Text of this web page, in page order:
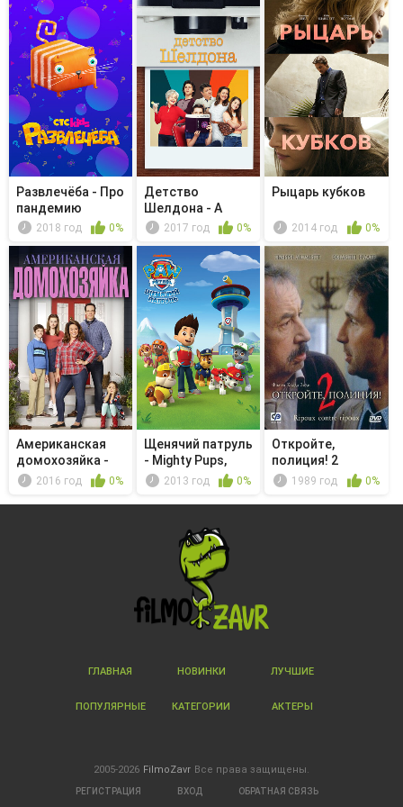
Развлечёба - Про
пандемию
2018 год 0%
Детство
Шелдона - A
Swedish Science
2017 год 0%
Рыцарь кубков
2014 год 0%
Американская
домохозяйка -
Getting Fr...
2016 год 0%
Щенячий патруль
- Mighty Pups,
Charge...
2013 год 0%
Откройте,
полиция! 2
1989 год 0%
ГЛАВНАЯ НОВИНКИ ЛУЧШИЕ
ПОПУЛЯРНЫЕ КАТЕГОРИИ АКТЕРЫ
2005-2026 FilmoZavr Все права защищены.
РЕГИСТРАЦИЯ ВХОД ОБРАТНАЯ СВЯЗЬ